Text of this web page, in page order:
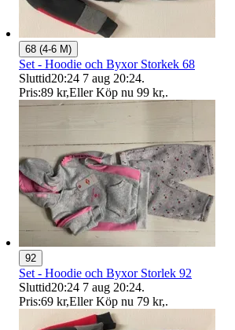
68 (4-6 M)
Set - Hoodie och Byxor Storkek 68
Sluttid20:24 7 aug 20:24.
Pris:89 kr,Eller Köp nu 99 kr,.
92
Set - Hoodie och Byxor Storlek 92
Sluttid20:24 7 aug 20:24.
Pris:69 kr,Eller Köp nu 79 kr,.